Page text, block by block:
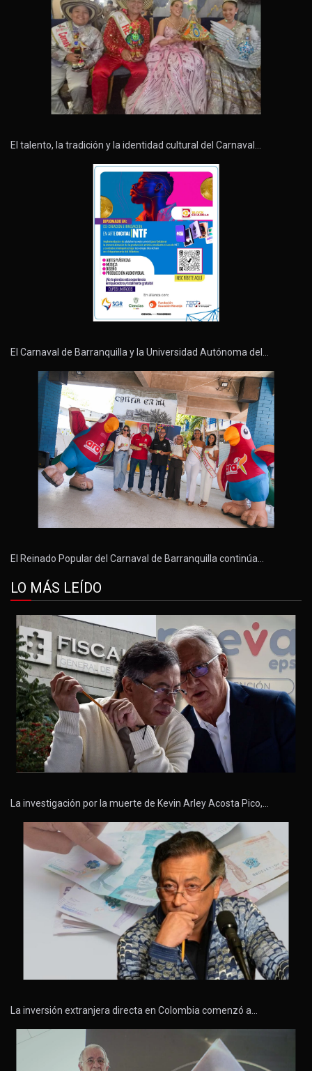
El talento, la tradición y la identidad cultural del Carnaval…
El Carnaval de Barranquilla y la Universidad Autónoma del…
El Reinado Popular del Carnaval de Barranquilla continúa…
LO MÁS LEÍDO
La investigación por la muerte de Kevin Arley Acosta Pico,…
La inversión extranjera directa en Colombia comenzó a…